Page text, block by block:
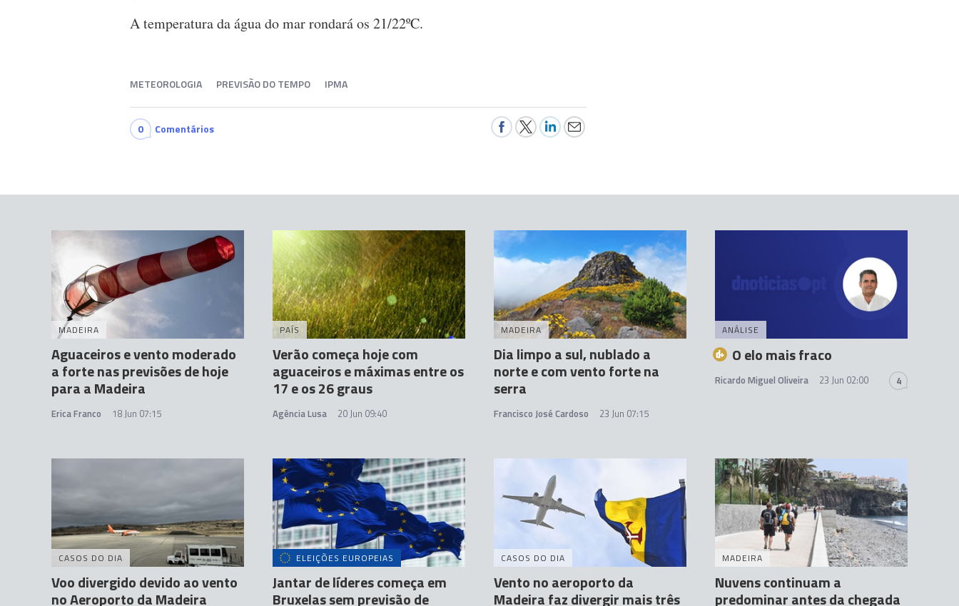
A temperatura da água do mar rondará os 21/22ºC.
METEOROLOGIA PREVISÃO DO TEMPO IPMA
0 Comentários
MADEIRA
Aguaceiros e vento moderado
a forte nas previsões de hoje
para a Madeira
Erica Franco 18 Jun 07:15
PAÍS
Verão começa hoje com
aguaceiros e máximas entre os
17 e os 26 graus
Agência Lusa 20 Jun 09:40
MADEIRA
Dia limpo a sul, nublado a
norte e com vento forte na
serra
Francisco José Cardoso 23 Jun 07:15
ANÁLISE
O elo mais fraco
Ricardo Miguel Oliveira 23 Jun 02:00 4
CASOS DO DIA
Voo divergido devido ao vento
no Aeroporto da Madeira
ELEIÇÕES EUROPEIAS
Jantar de líderes começa em
Bruxelas sem previsão de
CASOS DO DIA
Vento no aeroporto da
Madeira faz divergir mais três
MADEIRA
Nuvens continuam a
predominar antes da chegada